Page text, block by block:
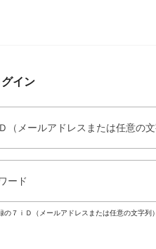
グイン
（メールアドレスまたは任意の文
ード
の７ｉＤ（メールアドレスまたは任意の文字列